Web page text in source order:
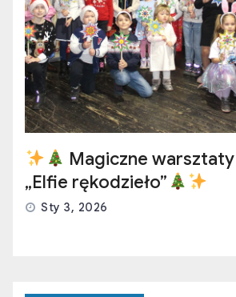
Magiczne warsztaty
„Elfie rękodzieło”
Sty 3, 2026